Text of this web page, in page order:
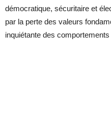
démocratique, sécuritaire et
par la perte des valeurs
inquiétante des